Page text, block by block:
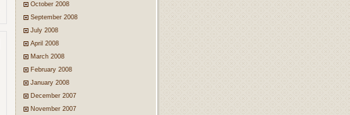
October 2008
September 2008
July 2008
April 2008
March 2008
February 2008
January 2008
December 2007
November 2007